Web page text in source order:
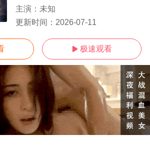
主演： 未知
更新时间： 2026-07-11
 极速观看